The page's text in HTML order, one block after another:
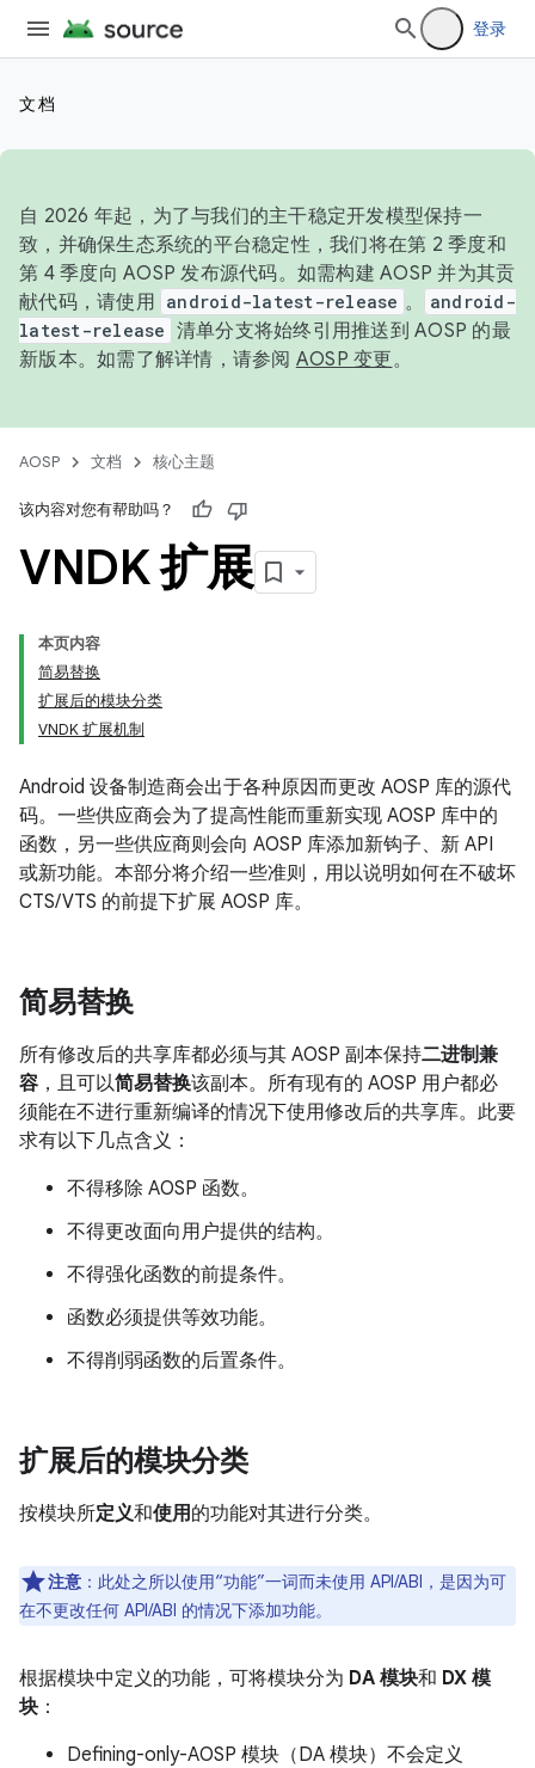
登录
文档
自 2026 年起，为了与我们的主干稳定开发模型保持一
致，并确保生态系统的平台稳定性，我们将在第 2 季度和
第 4 季度向 AOSP 发布源代码。如需构建 AOSP 并为其贡
献代码，请使用 android-latest-release 。
android-
latest-release 清单分支将始终引用推送到 AOSP 的最
新版本。如需了解详情，请参阅 AOSP 变更。
AOSP 文档 核心主题
该内容对您有帮助吗？
VNDK 扩展
本页内容
简易替换
扩展后的模块分类
VNDK 扩展机制
Android 设备制造商会出于各种原因而更改 AOSP 库的源代
码。一些供应商会为了提高性能而重新实现 AOSP 库中的
函数，另一些供应商则会向 AOSP 库添加新钩子、新 API
或新功能。本部分将介绍一些准则，用以说明如何在不破坏
CTS/VTS 的前提下扩展 AOSP 库。
简易替换
所有修改后的共享库都必须与其 AOSP 副本保持二进制兼
容 ，且可以简易替换该副本。所有现有的 AOSP 用户都必
须能在不进行重新编译的情况下使用修改后的共享库。此要
求有以下几点含义：
不得移除 AOSP 函数。
不得更改面向用户提供的结构。
不得强化函数的前提条件。
函数必须提供等效功能。
不得削弱函数的后置条件。
扩展后的模块分类
按模块所定义和使用的功能对其进行分类。
注意 ：此处之所以使用“功能”一词而未使用 API/ABI，是因为可
在不更改任何 API/ABI 的情况下添加功能。
根据模块中定义的功能，可将模块分为 DA 模块和 DX 模
块 ：
Defining-only-AOSP 模块（DA 模块）不会定义